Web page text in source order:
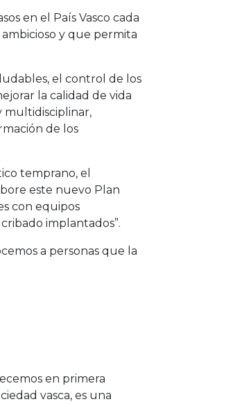
en el País Vasco cada
y que permita
el control de los
la calidad de vida
multidisciplinar,
de los
temprano, el
este nuevo Plan
con equipos
implantados”.
a personas que la
en primera
vasca, es una